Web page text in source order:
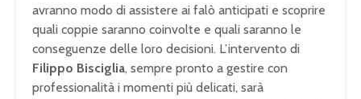
avranno modo di assistere ai falò anticipati e scoprire
quali coppie saranno coinvolte e quali saranno le
conseguenze delle loro decisioni. L’intervento di
Filippo Bisciglia, sempre pronto a gestire con
professionalità i momenti più delicati, sarà